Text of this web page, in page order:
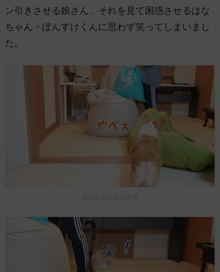
ン引きさせる娘さん、それを見て困惑させるはな
ちゃん・ぽんすけくんに思わず笑ってしまいまし
た。
はなちゃんドン引き